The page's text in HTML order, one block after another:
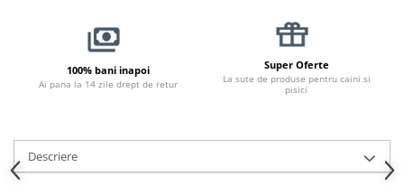
Recompense Pisici
Semi-umede
Proteice
100% bani inapoi
Ai pana la 14 zile drept de retur
Super Oferte
La sute de produse pentru caini si
pisici
Descriere